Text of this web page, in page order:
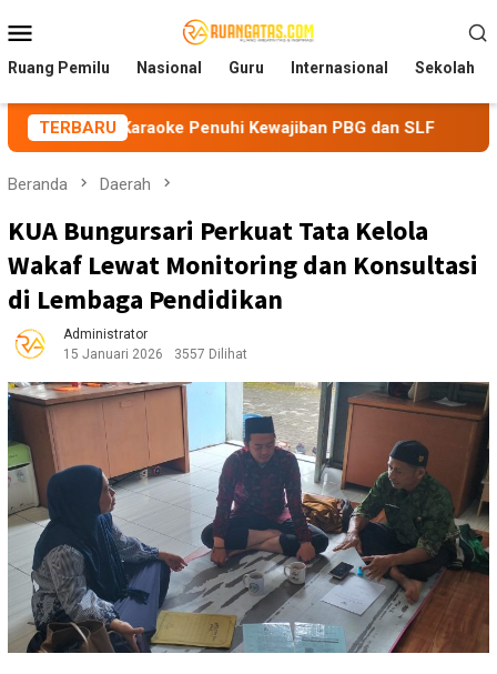
ke
kontenMobile
Ruang Pemilu Nasional Guru Internasional Sekolah
TERBARU
Penuhi Kewajiban PBG dan SLF BEM Nusantara
Beranda Daerah
KUA Bungursari Perkuat Tata Kelola
Wakaf Lewat Monitoring dan Konsultasi
di Lembaga Pendidikan
Administrator
15 Januari 2026
3557 Dilihat